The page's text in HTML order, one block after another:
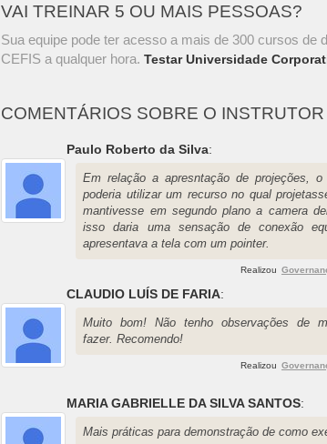
VAI TREINAR 5 OU MAIS PESSOAS?
Sua equipe pode ter acesso a mais de 300 cursos de
CEFIS a qualquer hora.Testar Universidade
COMENTÁRIOS SOBRE O INSTRUTOR
Paulo Roberto da Silva:
Em relação a apresntação de projeções, o
poderia utilizar um recurso no qual
mantivesse em segundo plano a camera
isso daria uma sensação de conexão
apresentava a tela com um pointer.
Realizou
CLAUDIO LUÍS DE FARIA:
Muito bom! Não tenho observações de
fazer. Recomendo!
Realizou
MARIA GABRIELLE DA SILVA SANTOS:
Mais práticas para demonstração de como